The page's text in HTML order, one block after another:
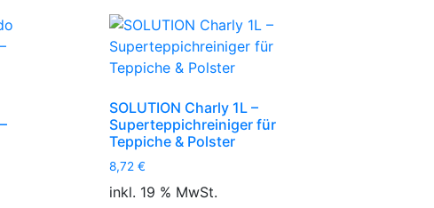
SOLUTION Charly 1L –
Superteppichreiniger für
Teppiche & Polster
8,72 €
inkl. 19 % MwSt.